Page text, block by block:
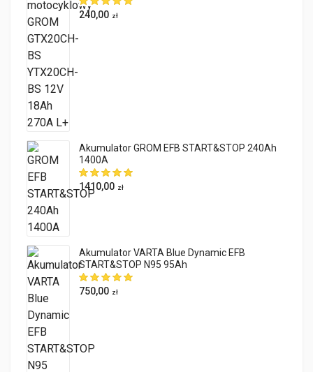
240,00 zł
Akumulator GROM EFB START&STOP 240Ah
1400A
1410,00 zł
Akumulator VARTA Blue Dynamic EFB
START&STOP N95 95Ah
750,00 zł